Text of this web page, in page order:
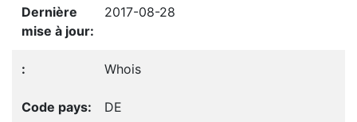
2017-08-28
Whois
DE